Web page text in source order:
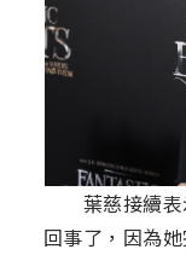
葉慈接續表
回事了，因為